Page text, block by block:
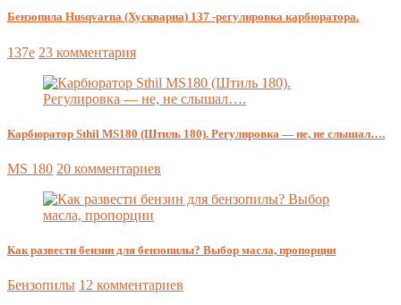
Бензопила Husqvarna (Хускварна) 137 -регулировка карбюратора.
137e 23 комментария
Карбюратор Sthil MS180 (Штиль 180). Регулировка — не, не слышал….
MS 180 20 комментариев
Как развести бензин для бензопилы? Выбор масла, пропорции
Бензопилы 12 комментариев